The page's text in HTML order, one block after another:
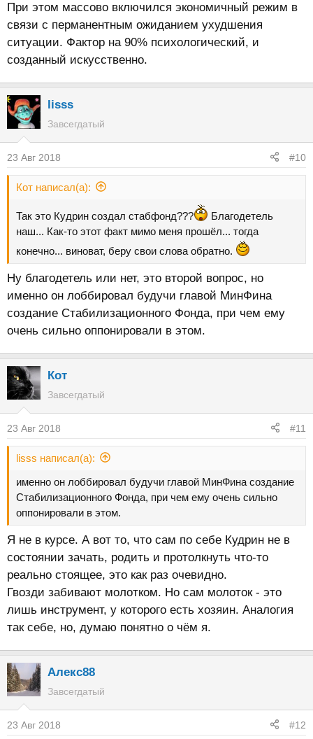
При этом массово включился экономичный режим в
связи с перманентным ожиданием ухудшения
ситуации. Фактор на 90% психологический, и
созданный искусственно.
lisss
Завсегдатый
23 Авг 2018 #10
Кот написал(а):
Так это Кудрин создал стабфонд???
Благодетель
наш... Как-то этот факт мимо меня прошёл... тогда
конечно... виноват, беру свои слова обратно.
Ну благодетель или нет, это второй вопрос, но
именно он лоббировал будучи главой МинФина
создание Стабилизационного Фонда, при чем ему
очень сильно оппонировали в этом.
Кот
Завсегдатый
23 Авг 2018 #11
lisss написал(а):
именно он лоббировал будучи главой МинФина создание
Стабилизационного Фонда, при чем ему очень сильно
оппонировали в этом.
Я не в курсе. А вот то, что сам по себе Кудрин не в
состоянии зачать, родить и протолкнуть что-то
реально стоящее, это как раз очевидно.
Гвозди забивают молотком. Но сам молоток - это
лишь инструмент, у которого есть хозяин. Аналогия
так себе, но, думаю понятно о чём я.
Алекс88
Завсегдатый
23 Авг 2018 #12